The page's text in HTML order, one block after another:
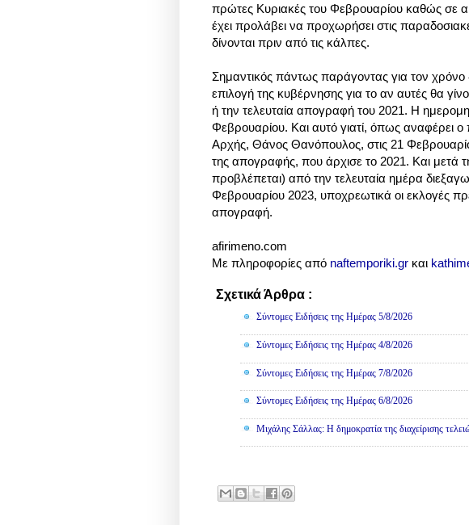
πρώτες Κυριακές του Φεβρουαρίου καθώς σε
έχει προλάβει να προχωρήσει στις
δίνονται πριν από τις κάλπες.
Σημαντικός πάντως παράγοντας για τον χρόνο
επιλογή της κυβέρνησης για το αν αυτές θα
ή την τελευταία απογραφή του 2021. Η
Φεβρουαρίου. Και αυτό γιατί, όπως αναφέρει ο
Αρχής, Θάνος Θανόπουλος, στις 21
της απογραφής, που άρχισε το 2021. Και μετά
προβλέπεται) από την τελευταία ημέρα
Φεβρουαρίου 2023, υποχρεωτικά οι εκλογές
απογραφή.
afirimeno.com
Με πληροφορίες από naftemporiki.gr και
Σχετικά Άρθρα :
Σύντομες Ειδήσεις της Ημέρας 5/8/2026
Σύντομες Ειδήσεις της Ημέρας 4/8/2026
Σύντομες Ειδήσεις της Ημέρας 7/8/2026
Σύντομες Ειδήσεις της Ημέρας 6/8/2026
Μιχάλης Σάλλας: Η δημοκρατία της διαχείρισης